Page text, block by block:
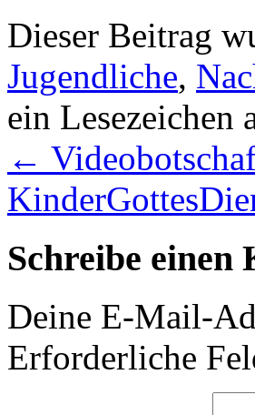
Dieser Beitrag
Jugendliche,
ein Lesezeichen
←
Schreibe einen
Deine E-Mail-
Erforderliche